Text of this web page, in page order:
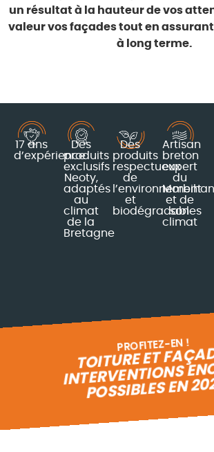
un résultat à la hauteur de vos
valeur vos façades tout en
à long terme.
17 ans
d’expérience
Des
produits
exclusifs
Neoty,
adaptés
au
climat
de la
Bretagne
Des
produits
respectueux
de
l’environnement
et
biodégradables
Artisan
breton
expert
du
Morbihan
et de
son
climat
PROFITEZ-EN !
TOITURE ET
INTERVENTIONS
POSSIBLES EN